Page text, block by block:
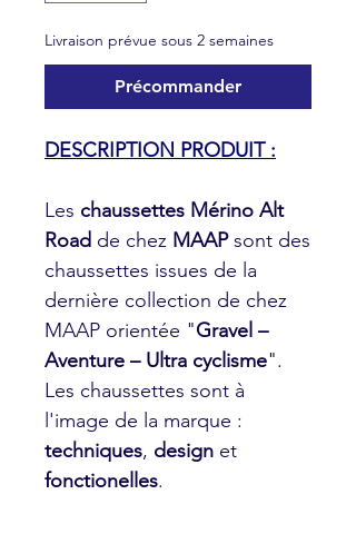
Livraison prévue sous 2 semaines
Précommander
DESCRIPTION PRODUIT :
Les chaussettes Mérino Alt
Road de chez MAAPsont des
chaussettes issues de la
dernière collection de chez
MAAP orientée "Gravel –
Aventure – Ultra cyclisme".
Les chaussettes sont à
l'image de la marque :
techniques, design et
fonctionelles.